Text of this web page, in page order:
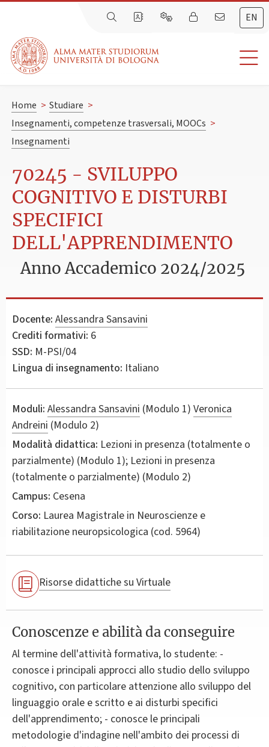
EN
Home > Studiare >
Insegnamenti, competenze trasversali, MOOCs >
Insegnamenti
70245 - SVILUPPO
COGNITIVO E DISTURBI
SPECIFICI
DELL'APPRENDIMENTO
Anno Accademico 2024/2025
Docente: Alessandra Sansavini
Crediti formativi: 6
SSD: M-PSI/04
Lingua di insegnamento: Italiano
Moduli: Alessandra Sansavini (Modulo 1) Veronica
Andreini (Modulo 2)
Modalità didattica: Lezioni in presenza (totalmente o
parzialmente) (Modulo 1); Lezioni in presenza
(totalmente o parzialmente) (Modulo 2)
Campus: Cesena
Corso: Laurea Magistrale in Neuroscienze e
riabilitazione neuropsicologica (cod. 5964)
Risorse didattiche su Virtuale
Conoscenze e abilità da conseguire
Al termine dell'attività formativa, lo studente: -
conosce i principali approcci allo studio dello sviluppo
cognitivo, con particolare attenzione allo sviluppo del
linguaggio orale e scritto e ai disturbi specifici
dell'apprendimento; - conosce le principali
metodologie d'indagine nell'ambito dei processi di